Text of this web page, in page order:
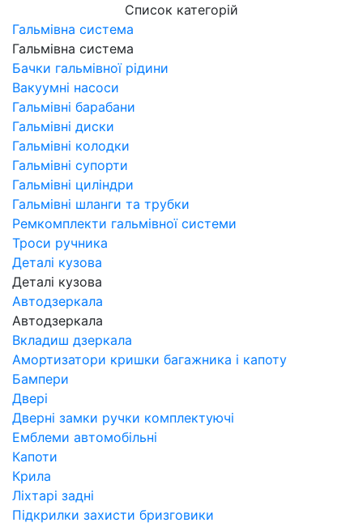
Список категорій
Гальмівна система
Гальмівна система
Бачки гальмівної рідини
Вакуумні насоси
Гальмівні барабани
Гальмівні диски
Гальмівні колодки
Гальмівні супорти
Гальмівні циліндри
Гальмівні шланги та трубки
Ремкомплекти гальмівної системи
Троси ручника
Деталі кузова
Деталі кузова
Автодзеркала
Автодзеркала
Вкладиш дзеркала
Амортизатори кришки багажника і капоту
Бампери
Двері
Дверні замки ручки комплектуючі
Емблеми автомобільні
Капоти
Крила
Ліхтарі задні
Підкрилки захисти бризговики